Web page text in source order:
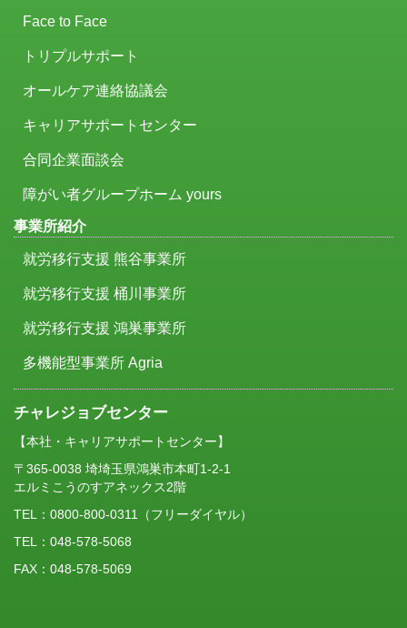
Face to Face
トリプルサポート
オールケア連絡協議会
キャリアサポートセンター
合同企業面談会
障がい者グループホーム yours
事業所紹介
就労移行支援 熊谷事業所
就労移行支援 桶川事業所
就労移行支援 鴻巣事業所
多機能型事業所 Agria
チャレジョブセンター
【本社・キャリアサポートセンター】
〒365-0038 埼埼玉県鴻巣市本町1-2-1
エルミこうのすアネックス2階
TEL： 0800-800-0311
（フリーダイヤル）
TEL：048-578-5068
FAX：048-578-5069